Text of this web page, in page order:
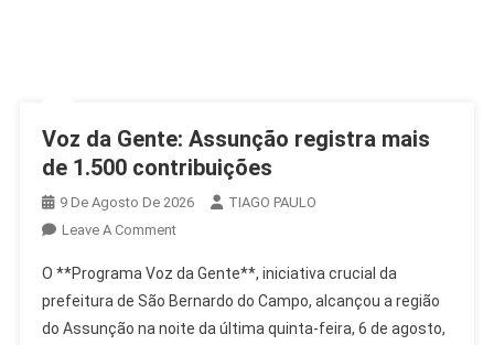
Voz da Gente: Assunção registra mais
de 1.500 contribuições
9 De Agosto De 2026
TIAGO PAULO
Leave A CommentOn
Da
Gente:
Assunção
O **Programa Voz da Gente**, iniciativa crucial da
prefeitura de São Bernardo do Campo, alcançou a região
do Assunção na noite da última quinta-feira, 6 de agosto,